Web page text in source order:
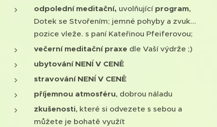
odpolední meditační, uvolňující program,
Dotek se Stvořením; jemné pohyby a zvuk...
pozice vleže. s paní Kateřinou Pfeiferovou;
večerní meditační praxe dle Vaší výdrže ;)
ubytování NENÍ V CENĚ
stravování NENÍ V CENĚ
příjemnou atmosféru, dobrou náladu
zkušenosti, které si odvezete s sebou a
můžete je bohatě využít